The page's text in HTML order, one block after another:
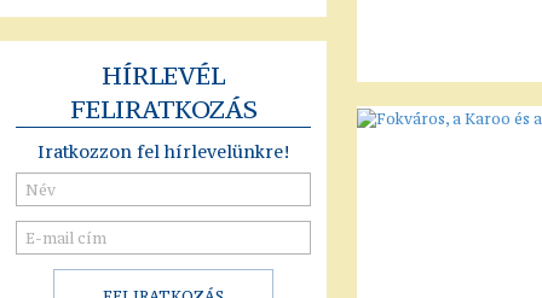
HÍRLEVÉL
FELIRATKOZÁS
Iratkozzon fel hírlevelünkre!